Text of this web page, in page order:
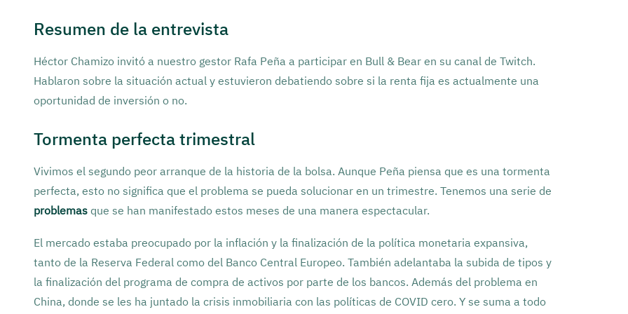
Resumen de la entrevista
Héctor Chamizo invitó a nuestro gestor Rafa Peña a participar en Bull & Bear en su canal de Twitch.
Hablaron sobre la situación actual y estuvieron debatiendo sobre si la renta fija es actualmente una
oportunidad de inversión o no.
Tormenta perfecta trimestral
Vivimos el segundo peor arranque de la historia de la bolsa. Aunque Peña piensa que es una tormenta
perfecta, esto no significa que el problema se pueda solucionar en un trimestre. Tenemos una serie de
problemas que se han manifestado estos meses de una manera espectacular.
El mercado estaba preocupado por la inflación y la finalización de la política monetaria expansiva,
tanto de la Reserva Federal como del Banco Central Europeo. También adelantaba la subida de tipos y
la finalización del programa de compra de activos por parte de los bancos. Además del problema en
China, donde se les ha juntado la crisis inmobiliaria con las políticas de COVID cero. Y se suma a todo